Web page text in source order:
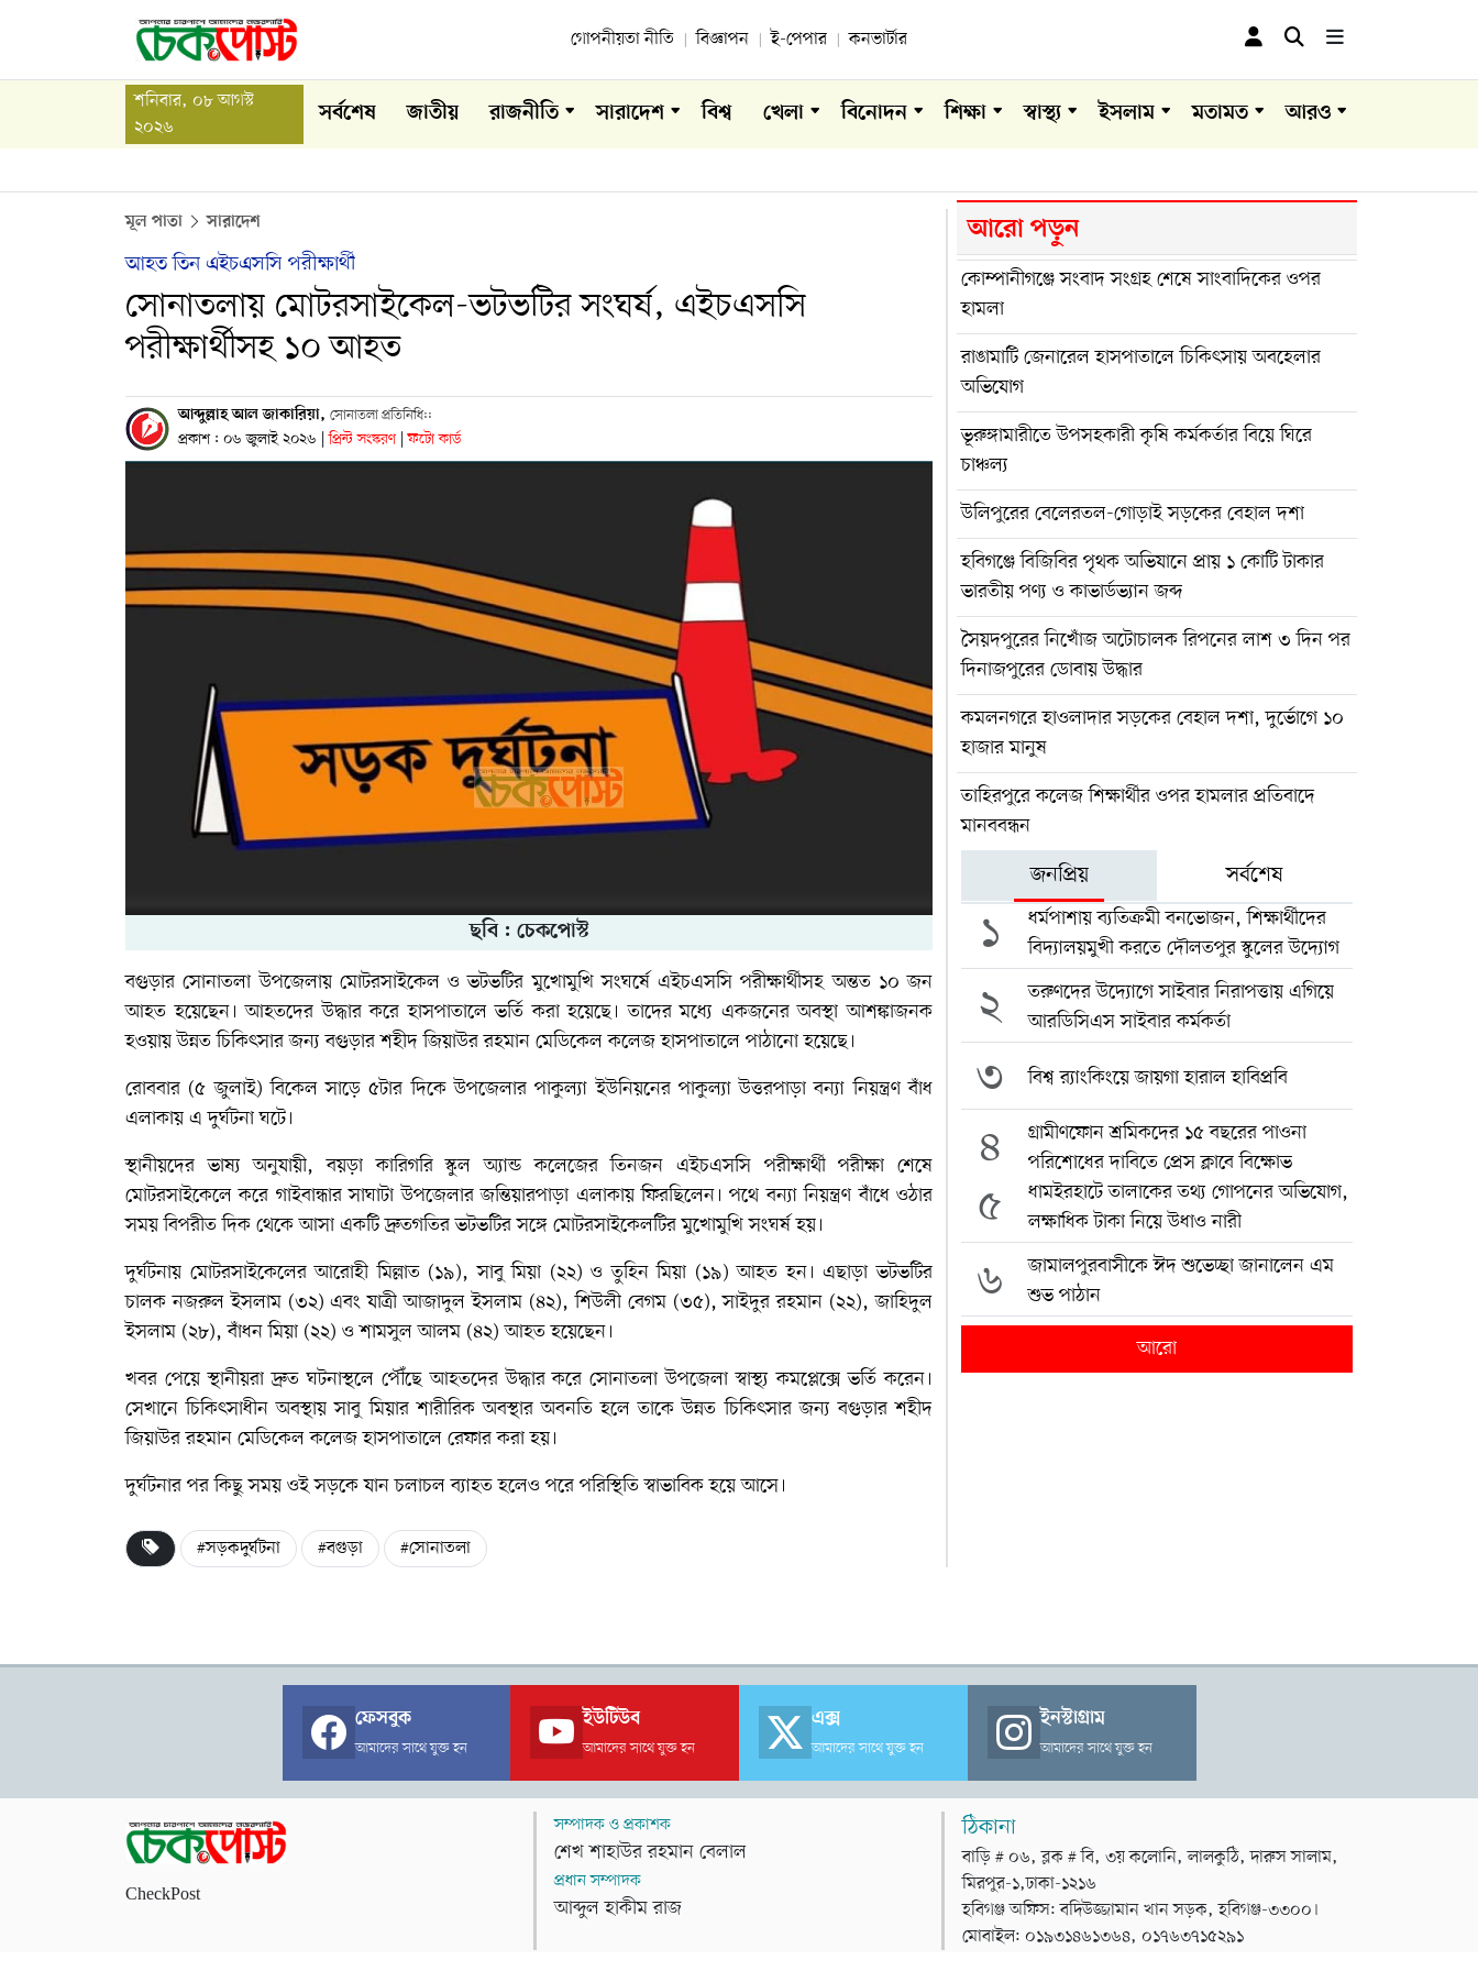
গোপনীয়তা নীতি বিজ্ঞাপন ই-পেপার কনভার্টার
শনিবার, ০৮ আগস্ট
২০২৬
সর্বশেষ জাতীয় রাজনীতি সারাদেশ বিশ্ব খেলা বিনোদন শিক্ষা স্বাস্থ্য ইসলাম মতামত আরও
মূল পাতা সারাদেশ
আহত তিন এইচএসসি পরীক্ষার্থী
সোনাতলায় মোটরসাইকেল-ভটভটির সংঘর্ষ, এইচএসসি
পরীক্ষার্থীসহ ১০ আহত
আব্দুল্লাহ আল জাকারিয়া, সোনাতলা প্রতিনিধি::
প্রকাশ : ০৬ জুলাই ২০২৬ | প্রিন্ট সংস্করণ | ফটো কার্ড
ছবি : চেকপোস্ট
বগুড়ার সোনাতলা উপজেলায় মোটরসাইকেল ও ভটভটির মুখোমুখি সংঘর্ষে এইচএসসি পরীক্ষার্থীসহ অন্তত ১০ জন
আহত হয়েছেন। আহতদের উদ্ধার করে হাসপাতালে ভর্তি করা হয়েছে। তাদের মধ্যে একজনের অবস্থা আশঙ্কাজনক
হওয়ায় উন্নত চিকিৎসার জন্য বগুড়ার শহীদ জিয়াউর রহমান মেডিকেল কলেজ হাসপাতালে পাঠানো হয়েছে।
রোববার (৫ জুলাই) বিকেল সাড়ে ৫টার দিকে উপজেলার পাকুল্যা ইউনিয়নের পাকুল্যা উত্তরপাড়া বন্যা নিয়ন্ত্রণ বাঁধ
এলাকায় এ দুর্ঘটনা ঘটে।
স্থানীয়দের ভাষ্য অনুযায়ী, বয়ড়া কারিগরি স্কুল অ্যান্ড কলেজের তিনজন এইচএসসি পরীক্ষার্থী পরীক্ষা শেষে
মোটরসাইকেলে করে গাইবান্ধার সাঘাটা উপজেলার জন্তিয়ারপাড়া এলাকায় ফিরছিলেন। পথে বন্যা নিয়ন্ত্রণ বাঁধে ওঠার
সময় বিপরীত দিক থেকে আসা একটি দ্রুতগতির ভটভটির সঙ্গে মোটরসাইকেলটির মুখোমুখি সংঘর্ষ হয়।
দুর্ঘটনায় মোটরসাইকেলের আরোহী মিল্লাত (১৯), সাবু মিয়া (২২) ও তুহিন মিয়া (১৯) আহত হন। এছাড়া ভটভটির
চালক নজরুল ইসলাম (৩২) এবং যাত্রী আজাদুল ইসলাম (৪২), শিউলী বেগম (৩৫), সাইদুর রহমান (২২), জাহিদুল
ইসলাম (২৮), বাঁধন মিয়া (২২) ও শামসুল আলম (৪২) আহত হয়েছেন।
খবর পেয়ে স্থানীয়রা দ্রুত ঘটনাস্থলে পৌঁছে আহতদের উদ্ধার করে সোনাতলা উপজেলা স্বাস্থ্য কমপ্লেক্সে ভর্তি করেন।
সেখানে চিকিৎসাধীন অবস্থায় সাবু মিয়ার শারীরিক অবস্থার অবনতি হলে তাকে উন্নত চিকিৎসার জন্য বগুড়ার শহীদ
জিয়াউর রহমান মেডিকেল কলেজ হাসপাতালে রেফার করা হয়।
দুর্ঘটনার পর কিছু সময় ওই সড়কে যান চলাচল ব্যাহত হলেও পরে পরিস্থিতি স্বাভাবিক হয়ে আসে।
#সড়কদুর্ঘটনা #বগুড়া #সোনাতলা
আরো পড়ুন
কোম্পানীগঞ্জে সংবাদ সংগ্রহ শেষে সাংবাদিকের ওপর
হামলা
রাঙামাটি জেনারেল হাসপাতালে চিকিৎসায় অবহেলার
অভিযোগ
ভূরুঙ্গামারীতে উপসহকারী কৃষি কর্মকর্তার বিয়ে ঘিরে
চাঞ্চল্য
উলিপুরের বেলেরতল-গোড়াই সড়কের বেহাল দশা
হবিগঞ্জে বিজিবির পৃথক অভিযানে প্রায় ১ কোটি টাকার
ভারতীয় পণ্য ও কাভার্ডভ্যান জব্দ
সৈয়দপুরের নিখোঁজ অটোচালক রিপনের লাশ ৩ দিন পর
দিনাজপুরের ডোবায় উদ্ধার
কমলনগরে হাওলাদার সড়কের বেহাল দশা, দুর্ভোগে ১০
হাজার মানুষ
তাহিরপুরে কলেজ শিক্ষার্থীর ওপর হামলার প্রতিবাদে
মানববন্ধন
জনপ্রিয় সর্বশেষ
১
ধর্মপাশায় ব্যতিক্রমী বনভোজন, শিক্ষার্থীদের
বিদ্যালয়মুখী করতে দৌলতপুর স্কুলের উদ্যোগ
২
তরুণদের উদ্যোগে সাইবার নিরাপত্তায় এগিয়ে
আরডিসিএস সাইবার কর্মকর্তা
৩ বিশ্ব র‍্যাংকিংয়ে জায়গা হারাল হাবিপ্রবি
৪
গ্রামীণফোন শ্রমিকদের ১৫ বছরের পাওনা
পরিশোধের দাবিতে প্রেস ক্লাবে বিক্ষোভ
৫
ধামইরহাটে তালাকের তথ্য গোপনের অভিযোগ,
লক্ষাধিক টাকা নিয়ে উধাও নারী
৬
জামালপুরবাসীকে ঈদ শুভেচ্ছা জানালেন এম
শুভ পাঠান
আরো
ফেসবুক
আমাদের সাথে যুক্ত হন
ইউটিউব
আমাদের সাথে যুক্ত হন
এক্স
আমাদের সাথে যুক্ত হন
ইনস্টাগ্রাম
আমাদের সাথে যুক্ত হন
CheckPost
সম্পাদক ও প্রকাশক
শেখ শাহাউর রহমান বেলাল
প্রধান সম্পাদক
আব্দুল হাকীম রাজ
ঠিকানা
বাড়ি # ০৬, ব্লক # বি, ৩য় কলোনি, লালকুঠি, দারুস সালাম,
মিরপুর-১,ঢাকা-১২১৬
হবিগঞ্জ অফিস: বদিউজ্জামান খান সড়ক, হবিগঞ্জ-৩৩০০।
মোবাইল: ০১৯৩১৪৬১৩৬৪, ০১৭৬৩৭১৫২৯১